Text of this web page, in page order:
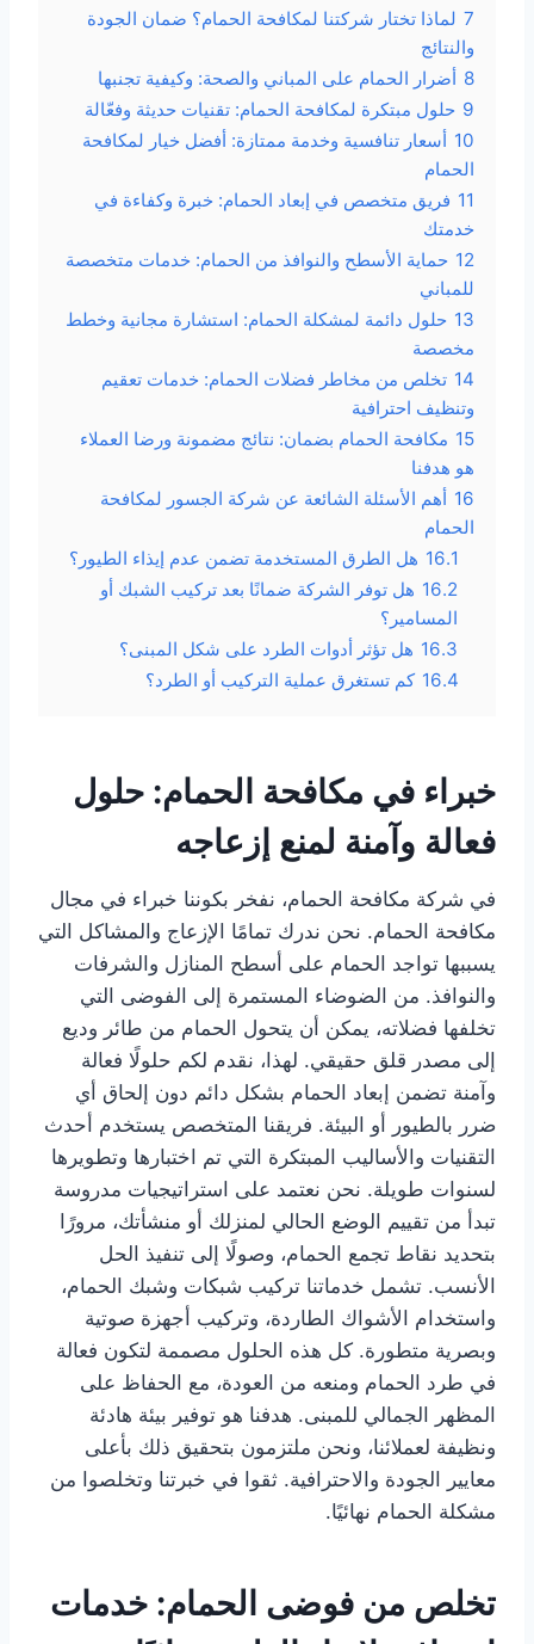
7 لماذا تختار شركتنا لمكافحة الحمام؟ ضمان الجودة
والنتائج
8 أضرار الحمام على المباني والصحة: وكيفية تجنبها
9 حلول مبتكرة لمكافحة الحمام: تقنيات حديثة وفعّالة
10 أسعار تنافسية وخدمة ممتازة: أفضل خيار لمكافحة
الحمام
11 فريق متخصص في إبعاد الحمام: خبرة وكفاءة في
خدمتك
12 حماية الأسطح والنوافذ من الحمام: خدمات متخصصة
للمباني
13 حلول دائمة لمشكلة الحمام: استشارة مجانية وخطط
مخصصة
14 تخلص من مخاطر فضلات الحمام: خدمات تعقيم
وتنظيف احترافية
15 مكافحة الحمام بضمان: نتائج مضمونة ورضا العملاء
هو هدفنا
16 أهم الأسئلة الشائعة عن شركة الجسور لمكافحة
الحمام
16.1 هل الطرق المستخدمة تضمن عدم إيذاء الطيور؟
16.2 هل توفر الشركة ضمانًا بعد تركيب الشبك أو
المسامير؟
16.3 هل تؤثر أدوات الطرد على شكل المبنى؟
16.4 كم تستغرق عملية التركيب أو الطرد؟
خبراء في مكافحة الحمام: حلول
فعالة وآمنة لمنع إزعاجه
في شركة مكافحة الحمام، نفخر بكوننا خبراء في مجال
مكافحة الحمام. نحن ندرك تمامًا الإزعاج والمشاكل التي
يسببها تواجد الحمام على أسطح المنازل والشرفات
والنوافذ. من الضوضاء المستمرة إلى الفوضى التي
تخلفها فضلاته، يمكن أن يتحول الحمام من طائر وديع
إلى مصدر قلق حقيقي. لهذا، نقدم لكم حلولًا فعالة
وآمنة تضمن إبعاد الحمام بشكل دائم دون إلحاق أي
ضرر بالطيور أو البيئة. فريقنا المتخصص يستخدم أحدث
التقنيات والأساليب المبتكرة التي تم اختبارها وتطويرها
لسنوات طويلة. نحن نعتمد على استراتيجيات مدروسة
تبدأ من تقييم الوضع الحالي لمنزلك أو منشأتك، مرورًا
بتحديد نقاط تجمع الحمام، وصولًا إلى تنفيذ الحل
الأنسب. تشمل خدماتنا تركيب شبكات وشبك الحمام،
واستخدام الأشواك الطاردة، وتركيب أجهزة صوتية
وبصرية متطورة. كل هذه الحلول مصممة لتكون فعالة
في طرد الحمام ومنعه من العودة، مع الحفاظ على
المظهر الجمالي للمبنى. هدفنا هو توفير بيئة هادئة
ونظيفة لعملائنا، ونحن ملتزمون بتحقيق ذلك بأعلى
معايير الجودة والاحترافية. ثقوا في خبرتنا وتخلصوا من
مشكلة الحمام نهائيًا.
تخلص من فوضى الحمام: خدمات